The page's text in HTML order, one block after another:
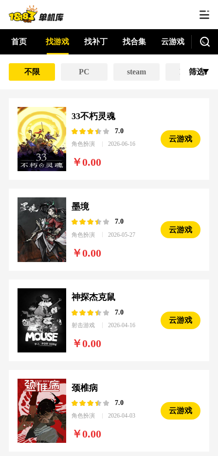
首页 找游戏 找补丁 找合集 云游戏
不限 PC steam EPIC
筛选
33不朽灵魂
7.0
角色扮演 2026-06-16
0.00
云游戏
墨境
7.0
角色扮演 2026-05-27
0.00
云游戏
神探杰克鼠
7.0
射击游戏 2026-04-16
0.00
云游戏
颈椎病
7.0
角色扮演 2026-04-03
0.00
云游戏